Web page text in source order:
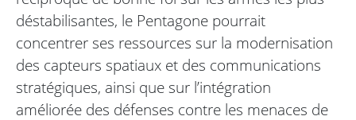
déstabilisantes, le Pentagone pourrait
concentrer ses ressources sur la modernisation
des capteurs spatiaux et des communications
stratégiques, ainsi que sur l’intégration
améliorée des défenses contre les menaces de